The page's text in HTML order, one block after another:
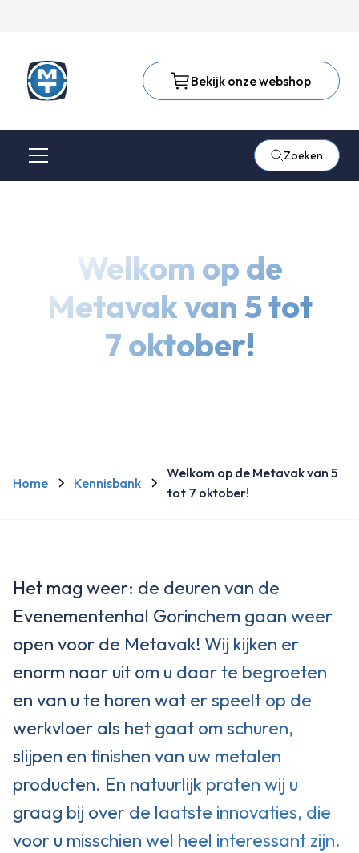
Bekijk onze webshop
Zoeken
Welkom op de
Metavak van 5 tot
7 oktober!
Home Kennisbank
Welkom op de Metavak van 5
tot 7 oktober!
Het mag weer: de deuren van de
Evenementenhal Gorinchem gaan weer
open voor de Metavak! Wij kijken er
enorm naar uit om u daar te begroeten
en van u te horen wat er speelt op de
werkvloer als het gaat om schuren,
slijpen en finishen van uw metalen
producten. En natuurlijk praten wij u
graag bij over de laatste innovaties, die
voor u misschien wel heel interessant zijn.